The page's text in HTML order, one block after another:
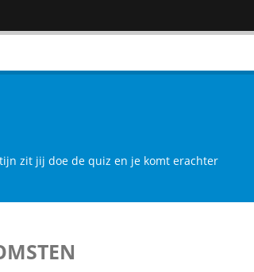
zit jij doe de quiz en je komt erachter